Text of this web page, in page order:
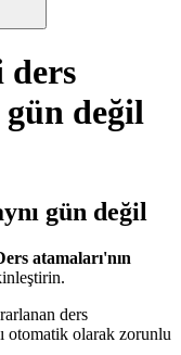
ders
gün değil
gün değil
atamaları'nın
ders
otomatik olarak zorunlu